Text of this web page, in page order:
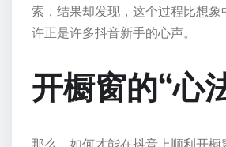
索，结果却发现，这个过程比想
许正是许多抖音新手的心声。
开橱窗的“心